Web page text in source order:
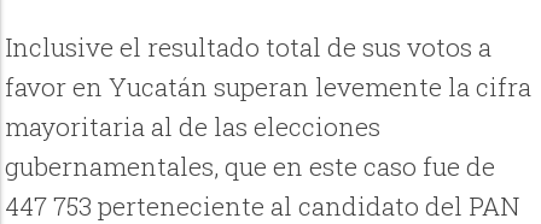
Inclusive el resultado total de sus votos a
favor en Yucatán superan levemente la cifra
mayoritaria al de las elecciones
gubernamentales, que en este caso fue de
447 753 perteneciente al candidato del PAN